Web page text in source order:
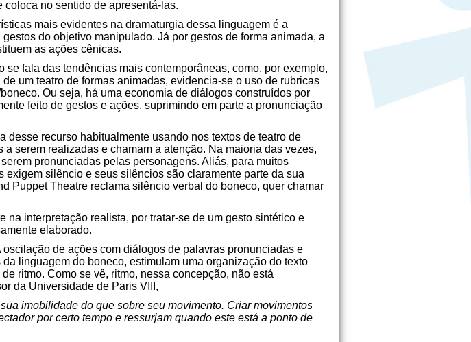
no sentido de apresentá-las.
mais evidentes na dramaturgia dessa linguagem é a
do objetivo manipulado. Já por gestos de forma animada, a
as ações cênicas.
fala das tendências mais contemporâneas, como, por exemplo,
um teatro de formas animadas, evidencia-se o uso de rubricas
Ou seja, há uma economia de diálogos construídos por
feito de gestos e ações, suprimindo em parte a pronunciação
recurso habitualmente usando nos textos de teatro de
serem realizadas e chamam a atenção. Na maioria das vezes,
pronunciadas pelas personagens. Aliás, para muitos
exigem silêncio e seus silêncios são claramente parte da sua
Puppet Theatre reclama silêncio verbal do boneco, quer chamar
interpretação realista, por tratar-se de um gesto sintético e
elaborado.
de ações com diálogos de palavras pronunciadas e
linguagem do boneco, estimulam uma organização do texto
ritmo. Como se vê, ritmo, nessa concepção, não está
da Universidade de Paris VIII,
imobilidade do que sobre seu movimento. Criar movimentos
por certo tempo e ressurjam quando este está a ponto de